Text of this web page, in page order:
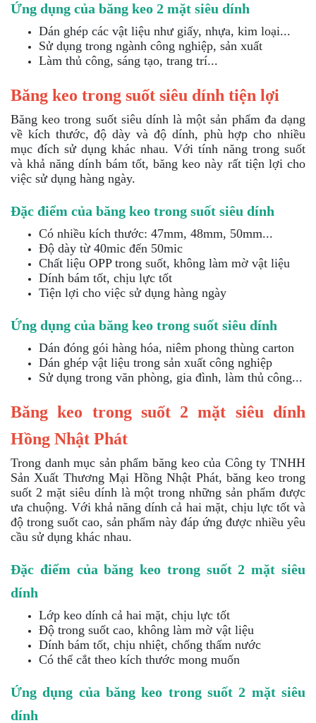
Ứng dụng của băng keo 2 mặt siêu dính
Dán ghép các vật liệu như giấy, nhựa, kim loại...
Sử dụng trong ngành công nghiệp, sản xuất
Làm thủ công, sáng tạo, trang trí...
Băng keo trong suốt siêu dính tiện lợi
Băng keo trong suốt siêu dính là một sản phẩm đa dạng
về kích thước, độ dày và độ dính, phù hợp cho nhiều
mục đích sử dụng khác nhau. Với tính năng trong suốt
và khả năng dính bám tốt, băng keo này rất tiện lợi cho
việc sử dụng hàng ngày.
Đặc điểm của băng keo trong suốt siêu dính
Có nhiều kích thước: 47mm, 48mm, 50mm...
Độ dày từ 40mic đến 50mic
Chất liệu OPP trong suốt, không làm mờ vật liệu
Dính bám tốt, chịu lực tốt
Tiện lợi cho việc sử dụng hàng ngày
Ứng dụng của băng keo trong suốt siêu dính
Dán đóng gói hàng hóa, niêm phong thùng carton
Dán ghép vật liệu trong sản xuất công nghiệp
Sử dụng trong văn phòng, gia đình, làm thủ công...
Băng keo trong suốt 2 mặt siêu dính
Hồng Nhật Phát
Trong danh mục sản phẩm băng keo của Công ty TNHH
Sản Xuất Thương Mại Hồng Nhật Phát, băng keo trong
suốt 2 mặt siêu dính là một trong những sản phẩm được
ưa chuộng. Với khả năng dính cả hai mặt, chịu lực tốt và
độ trong suốt cao, sản phẩm này đáp ứng được nhiều yêu
cầu sử dụng khác nhau.
Đặc điểm của băng keo trong suốt 2 mặt siêu
dính
Lớp keo dính cả hai mặt, chịu lực tốt
Độ trong suốt cao, không làm mờ vật liệu
Dính bám tốt, chịu nhiệt, chống thấm nước
Có thể cắt theo kích thước mong muốn
Ứng dụng của băng keo trong suốt 2 mặt siêu
dính